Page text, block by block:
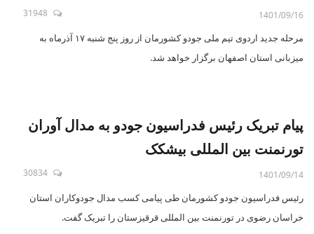
1401/09/16
31948
مرحله جدید اردوی تیم ملی جودو کشورمان از روز‌ پنج شنبه ۱۷ آذرماه به
میزبانی استان اصفهان برگزار خواهد شد.
پیام تبریک رئیس فدراسیون جودو به مدال آوران
تورنمنت بین المللی بیشکک
1401/09/14
30834
رئیس فدراسیون جودو کشورمان طی پیامی کسب مدال جودوکاران استان
خراسان رضوی در تورنمنت بین المللی قرقیزستان را تبریک‌ گفت.